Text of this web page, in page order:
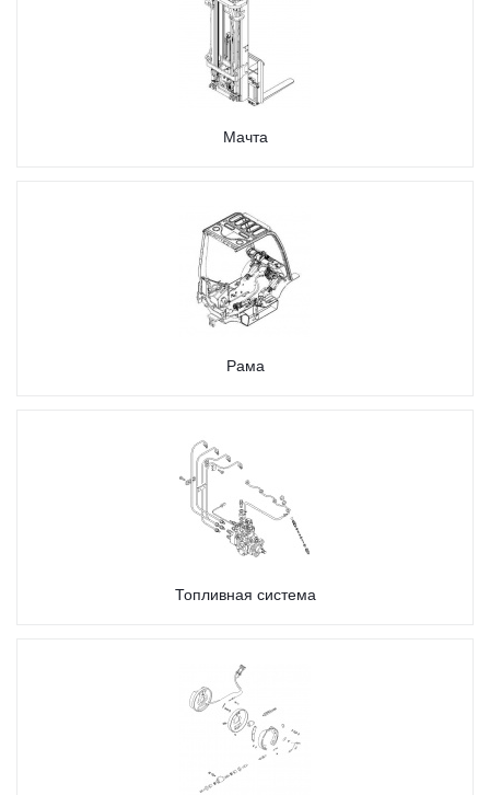
Мачта
Рама
Топливная система